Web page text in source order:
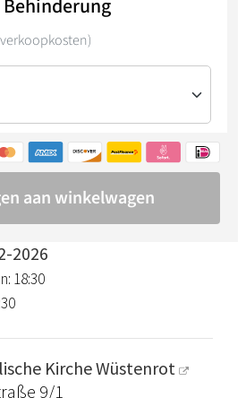
2026
18:30
Kirche Wüstenrot
9/1